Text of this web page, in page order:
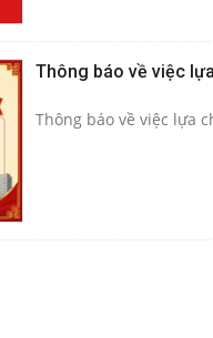
Thông báo về việc
Thông báo về việc lựa